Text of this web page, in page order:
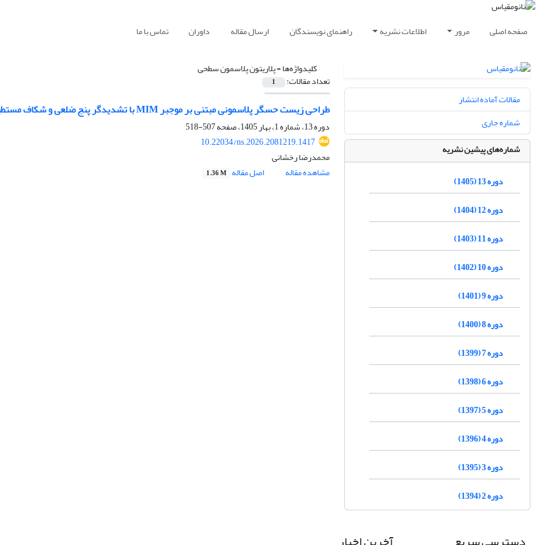
صفحه اصلی مرور اطلاعات نشریه راهنمای نویسندگان ارسال مقاله داوران تماس با ما
کلیدواژه‌ها =پلاریتون پلاسمون سطحی
تعداد مقالات: 1
طراحی زیست حسگر پلاسمونی مبتنی بر موجبر MIM با تشدیدگر پنج ضلعی و شکاف مستطیلی با حساسیت زیاد جهت تشخیص انواع باکتری
دوره 13، شماره 1، بهار 1405، صفحه
507-518
10.22034/ns.2026.2081219.1417
محمدرضا رخشانی
مشاهده مقاله
اصل مقاله 1.36 M
مقالات آماده انتشار
شماره جاری
شماره‌های پیشین نشریه
دوره 13 (1405)
دوره 12 (1404)
دوره 11 (1403)
دوره 10 (1402)
دوره 9 (1401)
دوره 8 (1400)
دوره 7 (1399)
دوره 6 (1398)
دوره 5 (1397)
دوره 4 (1396)
دوره 3 (1395)
دوره 2 (1394)